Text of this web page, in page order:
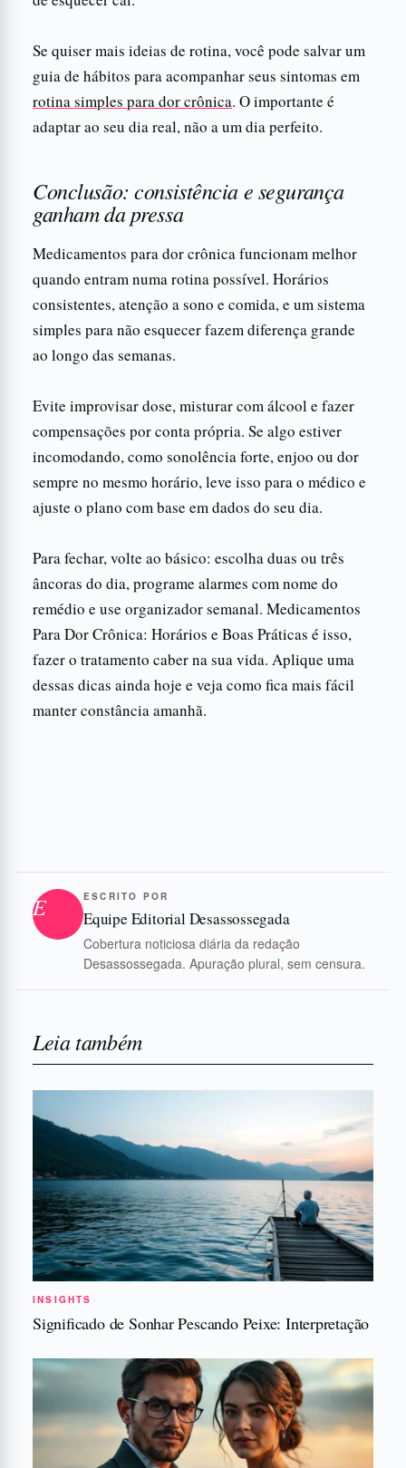
Se quiser mais ideias de rotina, você pode salvar um
guia de hábitos para acompanhar seus sintomas em
rotina simples para dor crônica. O importante é
adaptar ao seu dia real, não a um dia perfeito.
Conclusão: consistência e segurança
ganham da pressa
Medicamentos para dor crônica funcionam melhor
quando entram numa rotina possível. Horários
consistentes, atenção a sono e comida, e um sistema
simples para não esquecer fazem diferença grande
ao longo das semanas.
Evite improvisar dose, misturar com álcool e fazer
compensações por conta própria. Se algo estiver
incomodando, como sonolência forte, enjoo ou dor
sempre no mesmo horário, leve isso para o médico e
ajuste o plano com base em dados do seu dia.
Para fechar, volte ao básico: escolha duas ou três
âncoras do dia, programe alarmes com nome do
remédio e use organizador semanal. Medicamentos
Para Dor Crônica: Horários e Boas Práticas é isso,
fazer o tratamento caber na sua vida. Aplique uma
dessas dicas ainda hoje e veja como fica mais fácil
manter constância amanhã.
E ESCRITO POR
Equipe Editorial Desassossegada
Cobertura noticiosa diária da redação
Desassossegada. Apuração plural, sem censura.
Leia também
INSIGHTS
Significado de Sonhar Pescando Peixe: Interpretação